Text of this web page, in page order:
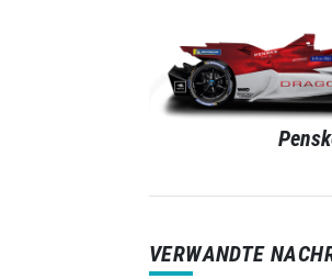
VERWANDTE